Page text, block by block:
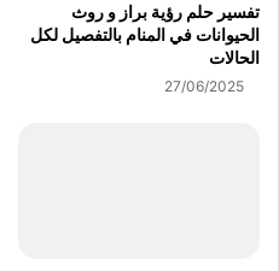
تفسير حلم رؤية براز و روث
الحيوانات في المنام بالتفصيل لكل
الحالات
27/06/2025